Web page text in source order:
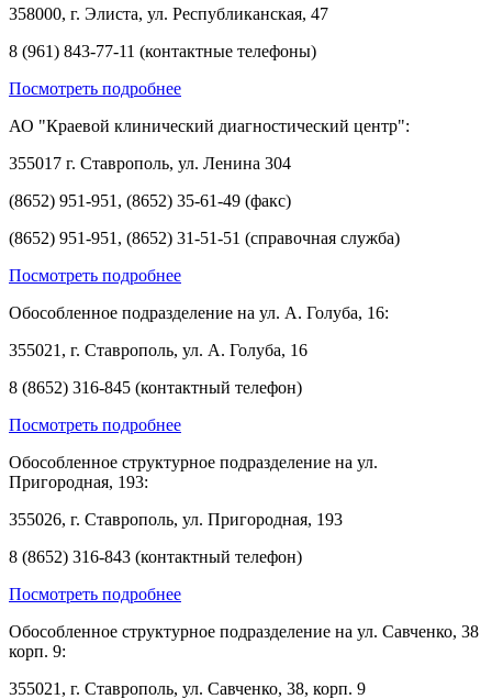
358000, г. Элиста, ул. Республиканская, 47
8 (961) 843-77-11 (контактные телефоны)
Посмотреть подробнее
АО "Краевой клинический диагностический центр":
355017 г. Ставрополь, ул. Ленина 304
(8652) 951-951, (8652) 35-61-49 (факс)
(8652) 951-951, (8652) 31-51-51 (справочная служба)
Посмотреть подробнее
Обособленное подразделение на ул. А. Голуба, 16:
355021, г. Ставрополь, ул. А. Голуба, 16
8 (8652) 316-845 (контактный телефон)
Посмотреть подробнее
Обособленное структурное подразделение на ул.
Пригородная, 193:
355026, г. Ставрополь, ул. Пригородная, 193
8 (8652) 316-843 (контактный телефон)
Посмотреть подробнее
Обособленное структурное подразделение на ул. Савченко, 38
корп. 9:
355021, г. Ставрополь, ул. Савченко, 38, корп. 9